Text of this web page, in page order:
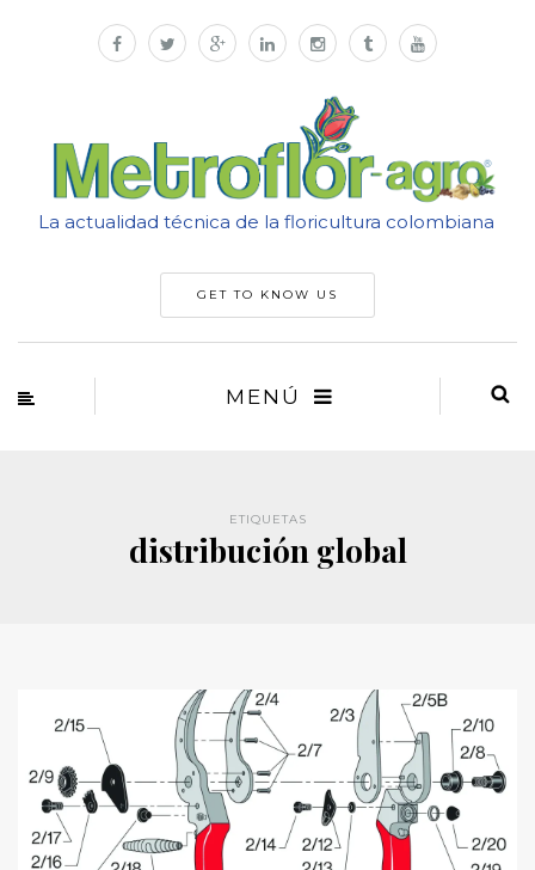
La actualidad técnica de la floricultura colombiana
GET TO KNOW US
MENÚ
ETIQUETAS
distribución global